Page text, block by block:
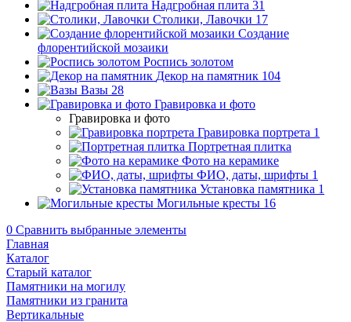
Надгробная плита 31
Столики, Лавочки 17
Создание
флорентийской мозаики
Роспись золотом
Декор на памятник 104
Вазы 28
Гравировка и фото
Гравировка и фото
Гравировка портрета 1
Портретная плитка
Фото на керамике
ФИО, даты, шрифты 1
Установка памятника 1
Могильные кресты 16
0 Сравнить выбранные элементы
Главная
Каталог
Старый каталог
Памятники на могилу
Памятники из гранита
Вертикальные